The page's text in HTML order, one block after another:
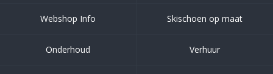
Webshop Info Skischoen op maat
Onderhoud Verhuur